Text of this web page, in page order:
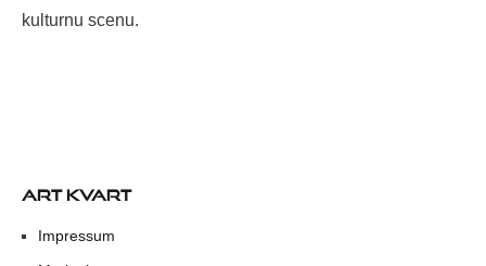
kulturnu scenu.
ART KVART
Impressum